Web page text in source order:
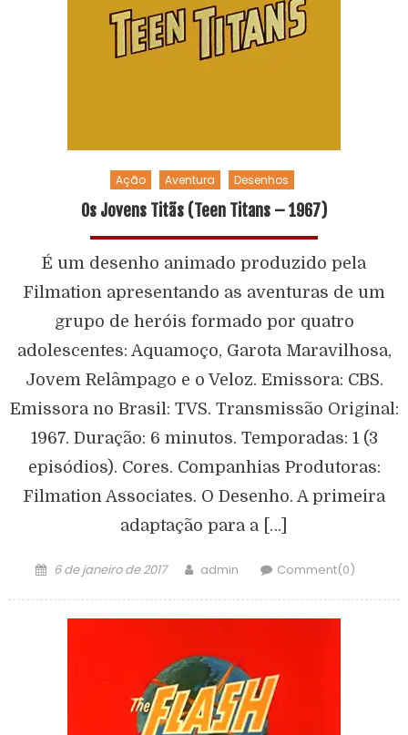
Ação Aventura Desenhos
Os Jovens Titãs (Teen Titans – 1967)
É um desenho animado produzido pela
Filmation apresentando as aventuras de um
grupo de heróis formado por quatro
adolescentes: Aquamoço, Garota Maravilhosa,
Jovem Relâmpago e o Veloz. Emissora: CBS.
Emissora no Brasil: TVS. Transmissão Original:
1967. Duração: 6 minutos. Temporadas: 1 (3
episódios). Cores. Companhias Produtoras:
Filmation Associates. O Desenho. A primeira
adaptação para a […]
6 de janeiro de 2017 admin Comment(0)